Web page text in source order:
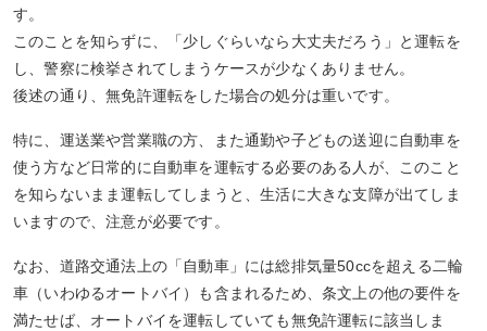
す。
このことを知らずに、「少しぐらいなら大丈夫だろう」と運転を
し、警察に検挙されてしまうケースが少なくありません。
後述の通り、無免許運転をした場合の処分は重いです。
特に、運送業や営業職の方、また通勤や子どもの送迎に自動車を
使う方など日常的に自動車を運転する必要のある人が、このこと
を知らないまま運転してしまうと、生活に大きな支障が出てしま
いますので、注意が必要です。
なお、道路交通法上の「自動車」には総排気量50ccを超える二輪
車（いわゆるオートバイ）も含まれるため、条文上の他の要件を
満たせば、オートバイを運転していても無免許運転に該当しま